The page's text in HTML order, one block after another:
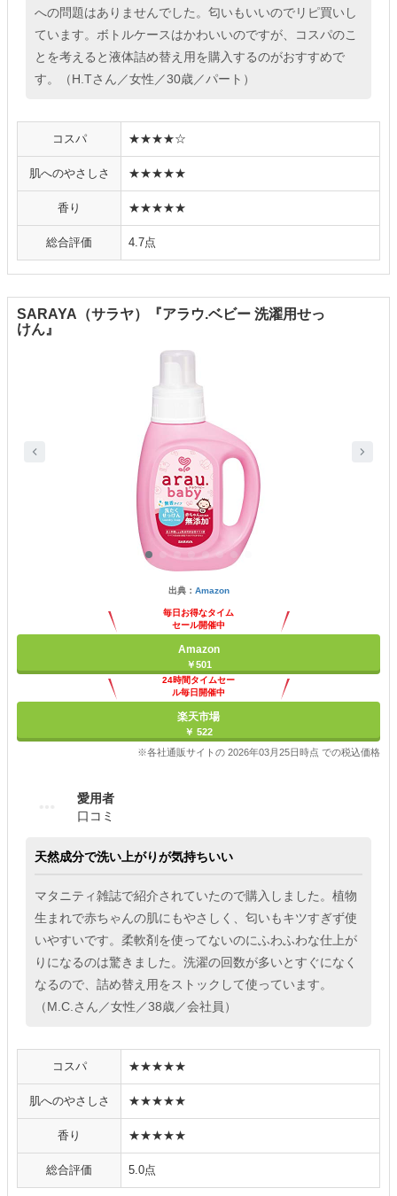
への問題はありませんでした。匂いもいいのでリピ買いし
ています。ボトルケースはかわいいのですが、コスパのこ
とを考えると液体詰め替え用を購入するのがおすすめで
す。（H.Tさん／女性／30歳／パート）
コスパ ★★★★☆
肌へのやさしさ ★★★★★
香り ★★★★★
総合評価 4.7点
SARAYA（サラヤ）『アラウ.ベビー 洗濯用せっ
けん』
出典： Amazon
毎日お得なタイム
セール開催中
Amazon
￥501
24時間タイムセー
ル毎日開催中
楽天市場
￥ 522
※各社通販サイトの 2026年03月25日時点 での税込価格
愛用者
口コミ
天然成分で洗い上がりが気持ちいい
マタニティ雑誌で紹介されていたので購入しました。植物
生まれで赤ちゃんの肌にもやさしく、匂いもキツすぎず使
いやすいです。柔軟剤を使ってないのにふわふわな仕上が
りになるのは驚きました。洗濯の回数が多いとすぐになく
なるので、詰め替え用をストックして使っています。
（M.C.さん／女性／38歳／会社員）
コスパ ★★★★★
肌へのやさしさ ★★★★★
香り ★★★★★
総合評価 5.0点